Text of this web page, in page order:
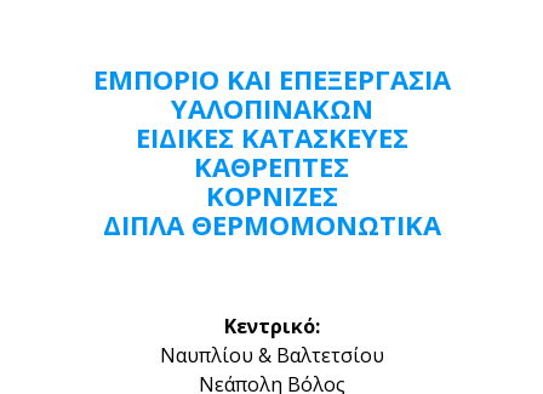
ΕΜΠΟΡΙΟ ΚΑΙ ΕΠΕΞΕΡΓΑΣΙΑ
ΥΑΛΟΠΙΝΑΚΩΝ
ΕΙΔΙΚΈΣ ΚΑΤΑΣΚΕΥΕΣ
ΚΑΘΡΕΠΤΕΣ
ΚΟΡΝΙΖΕΣ
ΔΙΠΛΆ ΘΕΡΜΟΜΟΝΩΤΙΚΑ
Κεντρικό:
Ναυπλίου & Βαλτετσίου
Νεάπολη Βόλος